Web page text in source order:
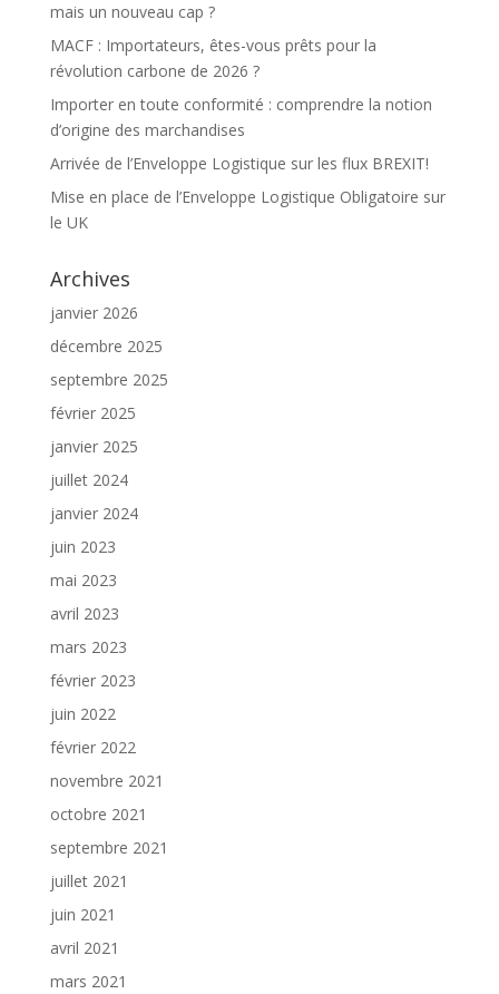
mais un nouveau cap ?
MACF : Importateurs, êtes-vous prêts pour la
révolution carbone de 2026 ?
Importer en toute conformité : comprendre la notion
d’origine des marchandises
Arrivée de l’Enveloppe Logistique sur les flux BREXIT!
Mise en place de l’Enveloppe Logistique Obligatoire sur
le UK
Archives
janvier 2026
décembre 2025
septembre 2025
février 2025
janvier 2025
juillet 2024
janvier 2024
juin 2023
mai 2023
avril 2023
mars 2023
février 2023
juin 2022
février 2022
novembre 2021
octobre 2021
septembre 2021
juillet 2021
juin 2021
avril 2021
mars 2021